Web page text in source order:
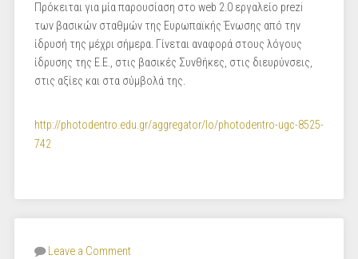
Πρόκειται για μία παρουσίαση στο web 2.0 εργαλείο prezi
των βασικών σταθμών της Ευρωπαϊκής Ένωσης από την
ίδρυσή της μέχρι σήμερα. Γίνεται αναφορά στους λόγους
ίδρυσης της Ε.Ε., στις βασικές Συνθήκες, στις διευρύνσεις,
στις αξίες και στα σύμβολά της.
http://photodentro.edu.gr/aggregator/lo/photodentro-ugc-8525-
742
Leave a Comment